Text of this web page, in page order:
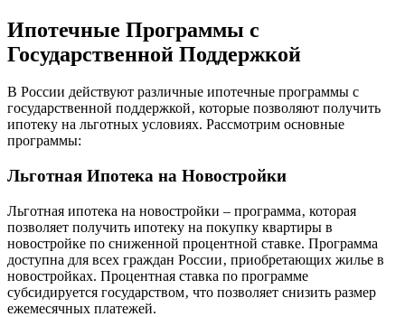
Ипотечные Программы с
Государственной Поддержкой
В России действуют различные ипотечные программы с
государственной поддержкой‚ которые позволяют получить
ипотеку на льготных условиях. Рассмотрим основные
программы:
Льготная Ипотека на Новостройки
Льготная ипотека на новостройки – программа‚ которая
позволяет получить ипотеку на покупку квартиры в
новостройке по сниженной процентной ставке. Программа
доступна для всех граждан России‚ приобретающих жилье в
новостройках. Процентная ставка по программе
субсидируется государством‚ что позволяет снизить размер
ежемесячных платежей.